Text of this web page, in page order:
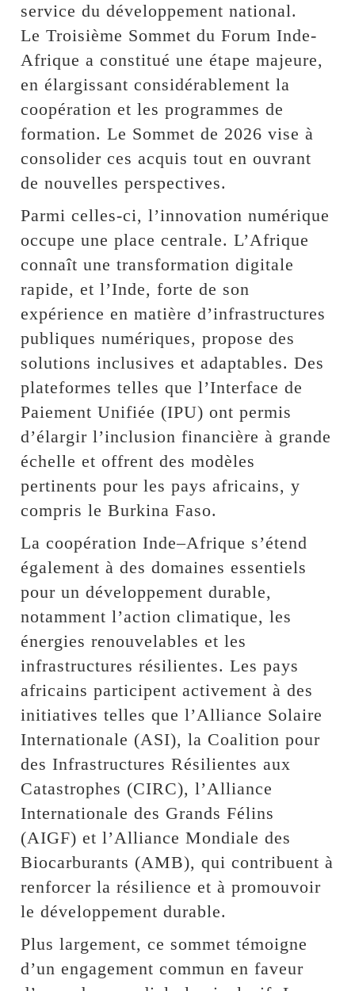
service du développement national.
Le Troisième Sommet du Forum Inde-
Afrique a constitué une étape majeure,
en élargissant considérablement la
coopération et les programmes de
formation. Le Sommet de 2026 vise à
consolider ces acquis tout en ouvrant
de nouvelles perspectives.
Parmi celles-ci, l’innovation numérique
occupe une place centrale. L’Afrique
connaît une transformation digitale
rapide, et l’Inde, forte de son
expérience en matière d’infrastructures
publiques numériques, propose des
solutions inclusives et adaptables. Des
plateformes telles que l’Interface de
Paiement Unifiée (IPU) ont permis
d’élargir l’inclusion financière à grande
échelle et offrent des modèles
pertinents pour les pays africains, y
compris le Burkina Faso.
La coopération Inde–Afrique s’étend
également à des domaines essentiels
pour un développement durable,
notamment l’action climatique, les
énergies renouvelables et les
infrastructures résilientes. Les pays
africains participent activement à des
initiatives telles que l’Alliance Solaire
Internationale (ASI), la Coalition pour
des Infrastructures Résilientes aux
Catastrophes (CIRC), l’Alliance
Internationale des Grands Félins
(AIGF) et l’Alliance Mondiale des
Biocarburants (AMB), qui contribuent à
renforcer la résilience et à promouvoir
le développement durable.
Plus largement, ce sommet témoigne
d’un engagement commun en faveur